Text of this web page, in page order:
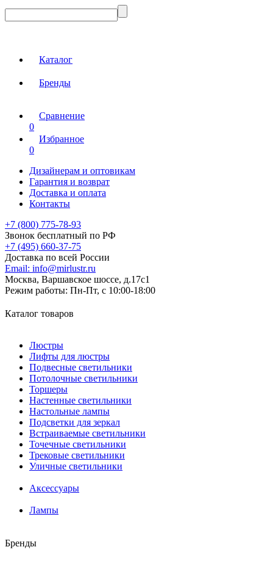
Каталог
Бренды
Сравнение
0
Избранное
0
Дизайнерам и оптовикам
Гарантия и возврат
Доставка и оплата
Контакты
+7 (800) 775-78-93
Звонок бесплатный по РФ
+7 (495) 660-37-75
Доставка по всей России
Email: info@mirlustr.ru
Москва, Варшавское шоссе, д.17c1
Режим работы: Пн-Пт, с 10:00-18:00
Каталог товаров
Люстры
Лифты для люстры
Подвесные светильники
Потолочные светильники
Торшеры
Настенные светильники
Настольные лампы
Подсветки для зеркал
Встраиваемые светильники
Точечные светильники
Трековые светильники
Уличные светильники
Аксессуары
Лампы
Бренды